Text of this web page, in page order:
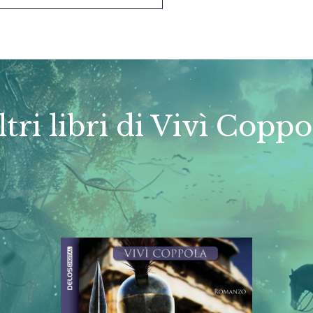
libri di Vivì